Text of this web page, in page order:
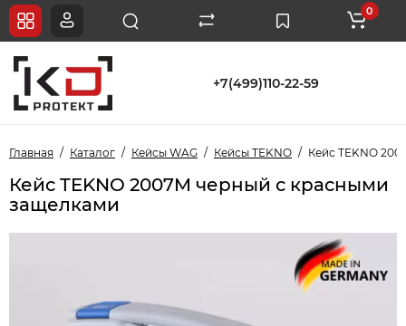
+7(499)110-22-59
0
Главная Каталог Кейсы WAG Кейсы TEKNO Кейс TEKNO
Кейс TEKNO 2007M черный с красными
защелками